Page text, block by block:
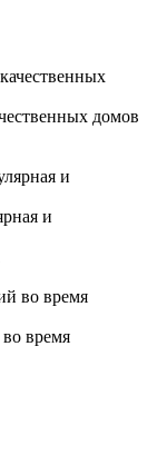
домов
и
время